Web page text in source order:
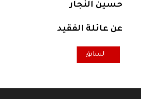
حسين النجار
عن عائلة الفقيد
المقال السابق: تعزية منظمة الحزب في
السابق